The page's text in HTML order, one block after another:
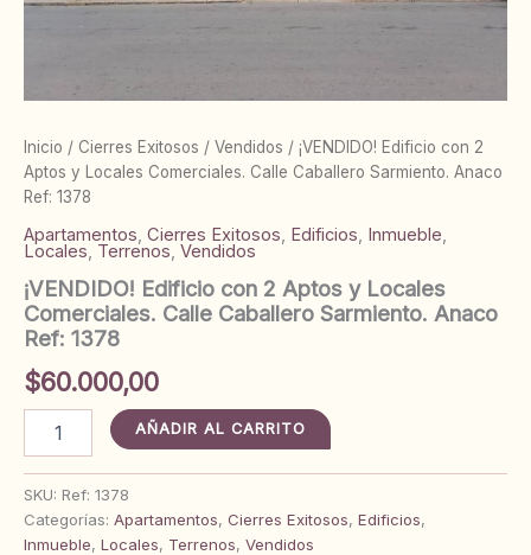
Inicio / Cierres Exitosos / Vendidos / ¡VENDIDO! Edificio con 2
Aptos y Locales Comerciales. Calle Caballero Sarmiento. Anaco
Ref: 1378
Apartamentos, Cierres Exitosos, Edificios, Inmueble,
Locales, Terrenos, Vendidos
¡VENDIDO! Edificio con 2 Aptos y Locales
Comerciales. Calle Caballero Sarmiento. Anaco
Ref: 1378
$60.000,00
Edificio
2
Aptos
y
AÑADIR AL CARRITO
SKU: Ref: 1378
Categorías: Apartamentos, Cierres Exitosos, Edificios,
Inmueble, Locales, Terrenos, Vendidos